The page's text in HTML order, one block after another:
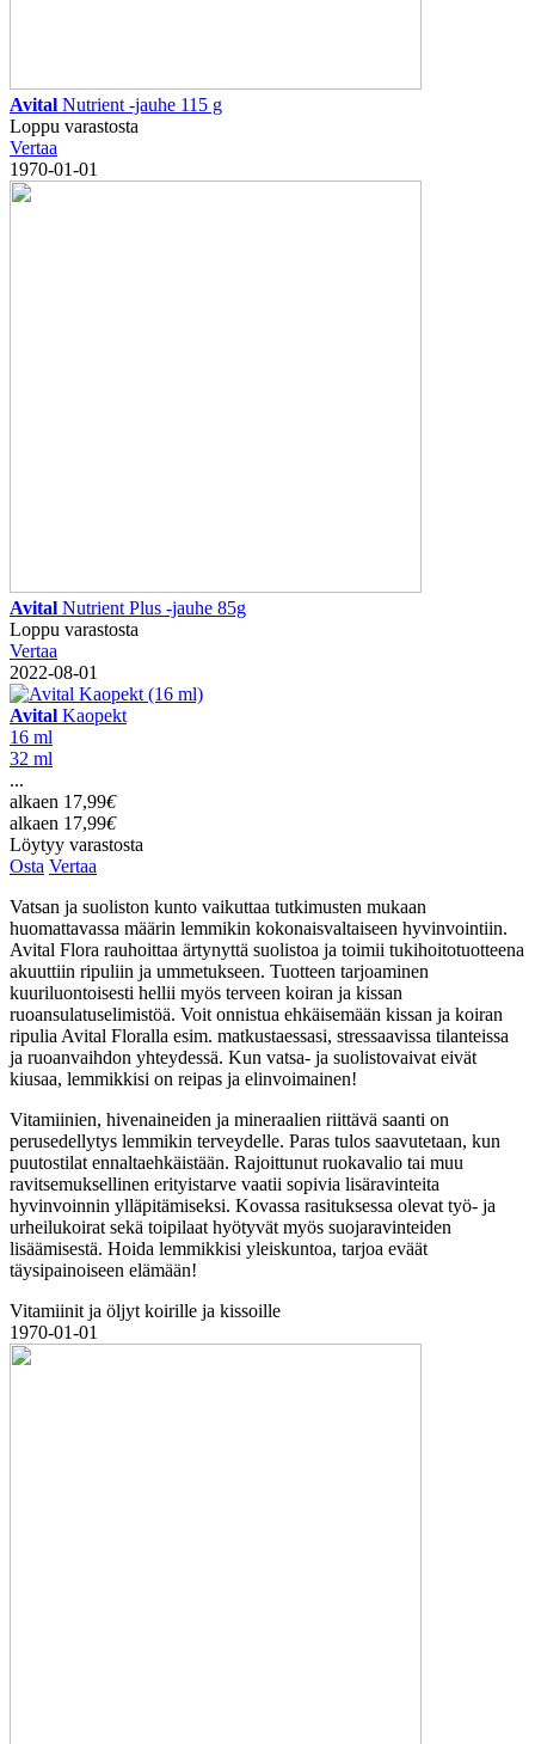
Avital Nutrient -jauhe 115 g
Loppu varastosta
Vertaa
1970-01-01
Avital Nutrient Plus -jauhe 85g
Loppu varastosta
Vertaa
2022-08-01
Avital Kaopekt
16 ml
32 ml
...
alkaen 17,99€
alkaen 17,99€
Löytyy varastosta
Osta Vertaa
Vatsan ja suoliston kunto vaikuttaa tutkimusten mukaan
huomattavassa määrin lemmikin kokonaisvaltaiseen hyvinvointiin.
Avital Flora rauhoittaa ärtynyttä suolistoa ja toimii tukihoitotuotteena
akuuttiin ripuliin ja ummetukseen. Tuotteen tarjoaminen
kuuriluontoisesti hellii myös terveen koiran ja kissan
ruoansulatuselimistöä. Voit onnistua ehkäisemään kissan ja koiran
ripulia Avital Floralla esim. matkustaessasi, stressaavissa tilanteissa
ja ruoanvaihdon yhteydessä. Kun vatsa- ja suolistovaivat eivät
kiusaa, lemmikkisi on reipas ja elinvoimainen!
Vitamiinien, hivenaineiden ja mineraalien riittävä saanti on
perusedellytys lemmikin terveydelle. Paras tulos saavutetaan, kun
puutostilat ennaltaehkäistään. Rajoittunut ruokavalio tai muu
ravitsemuksellinen erityistarve vaatii sopivia lisäravinteita
hyvinvoinnin ylläpitämiseksi. Kovassa rasituksessa olevat työ- ja
urheilukoirat sekä toipilaat hyötyvät myös suojaravinteiden
lisäämisestä. Hoida lemmikkisi yleiskuntoa, tarjoa eväät
täysipainoiseen elämään!
Vitamiinit ja öljyt koirille ja kissoille
1970-01-01